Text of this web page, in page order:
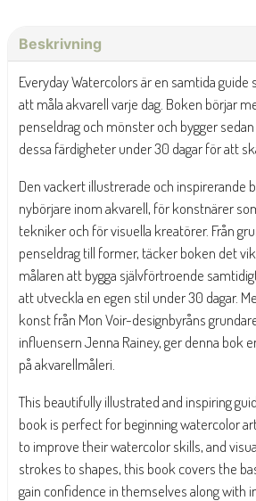
Beskrivning
Everyday Watercolors är en samtida
att måla akvarell varje dag. Boken börjar
penseldrag och mönster och bygger
dessa färdigheter under 30 dagar för att
Den vackert illustrerade och inspirerande
nybörjare inom akvarell, för konstnärer
tekniker och för visuella kreatörer. Från
penseldrag till former, täcker boken det
målaren att bygga självförtroende
att utveckla en egen stil under 30 dagar.
konst från Mon Voir-designbyråns
influensern Jenna Rainey, ger denna bok
på akvarellmåleri.
This beautifully illustrated and inspiring
book is perfect for beginning watercolor
to improve their watercolor skills, and
strokes to shapes, this book covers the
gain confidence in themselves along with